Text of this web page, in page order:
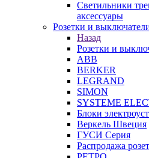
Светильники
аксессуары
Розетки и
Назад
Розетки и
ABB
BERKER
LEGRAND
SIMON
SYSTEME
Блоки
Веркель Швеция
ГУСИ Серия
Распродажа